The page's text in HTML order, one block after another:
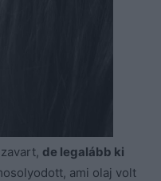
de legalább ki
ami olaj volt